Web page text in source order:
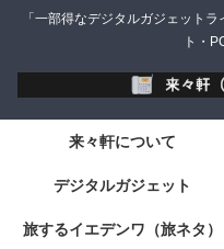
「一部得なデジタルガジェット
ト・
来々軒について
デジタルガジェット
旅するイエデンワ（旅ネタ）